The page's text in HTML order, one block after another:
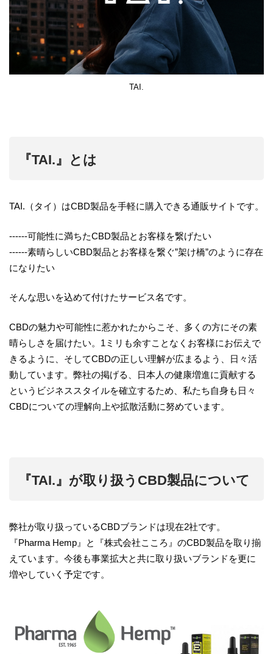
TAI.
『TAI.』とは
TAI.（タイ）はCBD製品を手軽に購入できる通販サイトです。
‐‐‐‐‐‐可能性に満ちたCBD製品とお客様を繋げたい
‐‐‐‐‐‐素晴らしいCBD製品とお客様を繋ぐ”架け橋”のように存在
になりたい
そんな思いを込めて付けたサービス名です。
CBDの魅力や可能性に惹かれたからこそ、多くの方にその素
晴らしさを届けたい。1ミリも余すことなくお客様にお伝えで
きるように、そしてCBDの正しい理解が広まるよう、日々活
動しています。弊社の掲げる、日本人の健康増進に貢献する
というビジネススタイルを確立するため、私たち自身も日々
CBDについての理解向上や拡散活動に努めています。
『TAI.』が取り扱うCBD製品について
弊社が取り扱っているCBDブランドは現在2社です。
『Pharma Hemp』と『株式会社こころ』のCBD製品を取り揃
えています。今後も事業拡大と共に取り扱いブランドを更に
増やしていく予定です。